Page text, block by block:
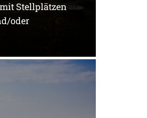
Stellplätzen
oder